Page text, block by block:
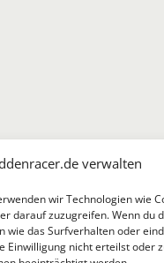
verwalten
wir Technologien wie
darauf zuzugreifen. Wenn du
wie das Surfverhalten oder
Einwilligung nicht erteilst oder